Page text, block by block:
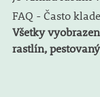
FAQ - Často
Všetky
rastlín,